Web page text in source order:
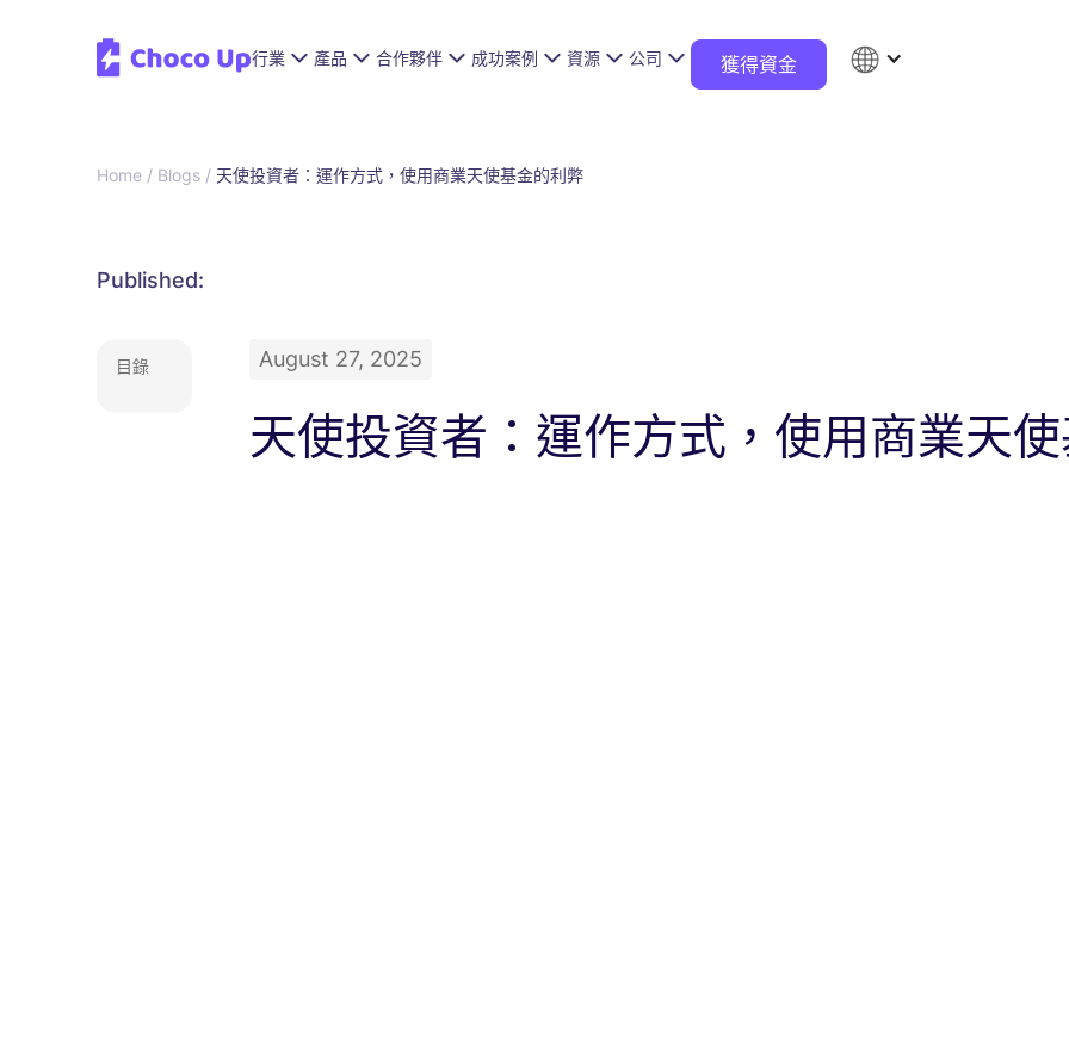
行業 產品 合作夥伴 成功案例 資源 公司 獲得資金
Home / Blogs / 天使投資者：運作方式，使用商業天使基金的利弊
Published:
目錄 August 27, 2025
天使投資者：運作方式，使用商業天